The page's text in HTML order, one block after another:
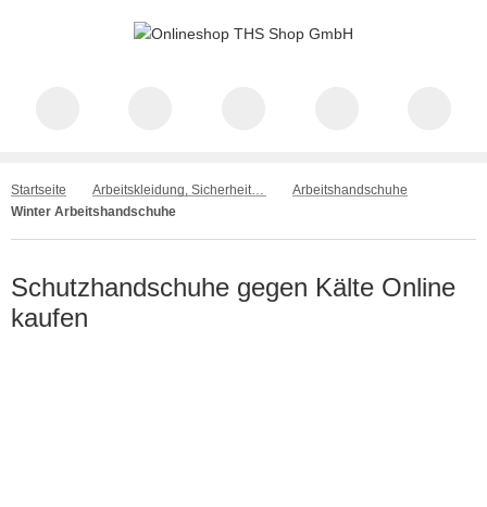
Startseite Arbeitskleidung, Sicherheitsschuhe
Arbeitshandschuhe
Winter Arbeitshandschuhe
Schutzhandschuhe gegen Kälte Online
kaufen